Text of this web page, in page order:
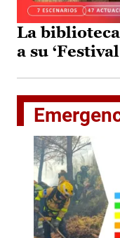
La biblioteca
a su